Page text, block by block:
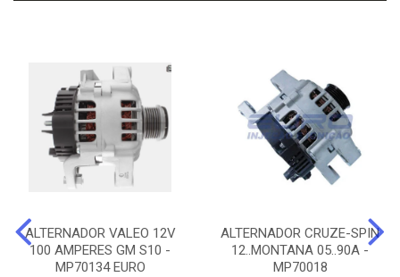
ALTERNADOR VALEO 12V
100 AMPERES GM S10 -
MP70134 EURO
ALTERNADOR CRUZE-SPIN
12..MONTANA 05..90A -
MP70018